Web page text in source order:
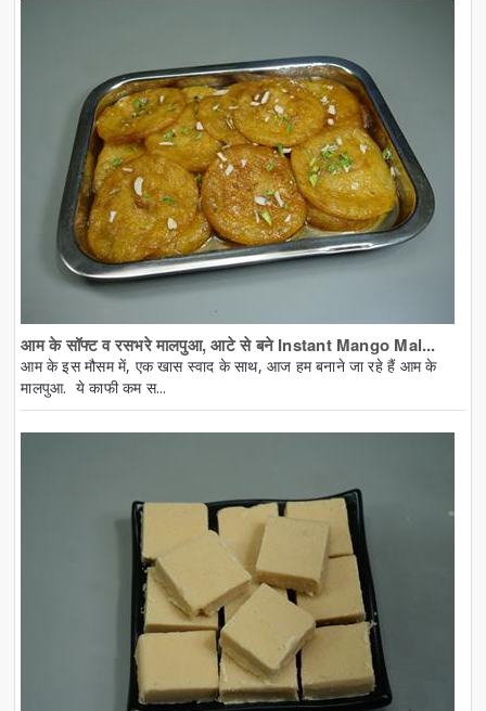
आम के सॉफ्ट व रसभरे मालपुआ, आटे से बने Instant Mango Mal...
आम के इस मौसम में, एक खास स्वाद के साथ, आज हम बनाने जा रहे हैं आम के
मालपुआ. ये काफी कम स...